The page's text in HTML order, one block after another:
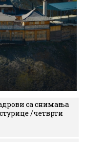
са снимања
/четврти